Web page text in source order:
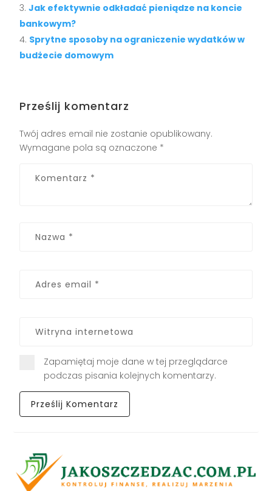
Jak efektywnie odkładać pieniądze na koncie
bankowym?
Sprytne sposoby na ograniczenie wydatków w
budżecie domowym
Prześlij komentarz
Twój adres email nie zostanie opublikowany.
Wymagane pola są oznaczone *
Zapamiętaj moje dane w tej przeglądarce
podczas pisania kolejnych komentarzy.